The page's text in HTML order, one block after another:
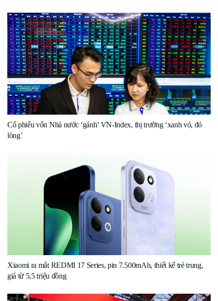
Cổ phiếu vốn Nhà nước ‘gánh’ VN-Index, thị trường ‘xanh vỏ, đỏ
lòng’
Xiaomi ra mắt REDMI 17 Series, pin 7.500mAh, thiết kế trẻ trung,
giá từ 5,5 triệu đồng